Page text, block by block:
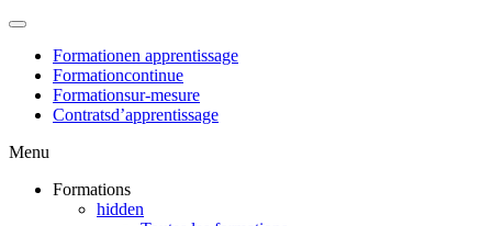
Formationen apprentissage
Formationcontinue
Formationsur-mesure
Contratsd’apprentissage
Menu
Formations
hidden